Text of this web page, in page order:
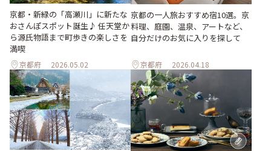
京都・新緑の「高瀬川」に新たな
おさんぽスポット誕生♪ 任天堂か
ら源氏物語まで町歩きの楽しさを
満喫
京都府 2026.05.02
京都の一人旅おすすめ宿10選。京
料理、庭園、温泉、アートなど、
自分だけのお気に入りを探して
京都府 2026.04.18